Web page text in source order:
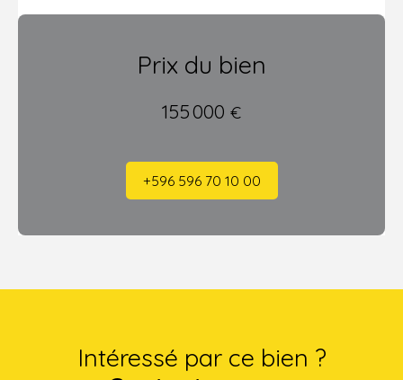
Prix du bien
155 000 €
+596 596 70 10 00
Intéressé par ce bien ?